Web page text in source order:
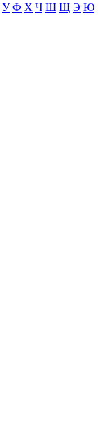
У Ф Х Ч Ш Щ Э Ю